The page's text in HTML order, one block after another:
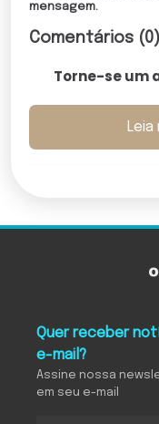
mensagem.
Comentários (0)
Torne-se um
Quer receber
e-mail?
Assine nossa
em seu e-mail